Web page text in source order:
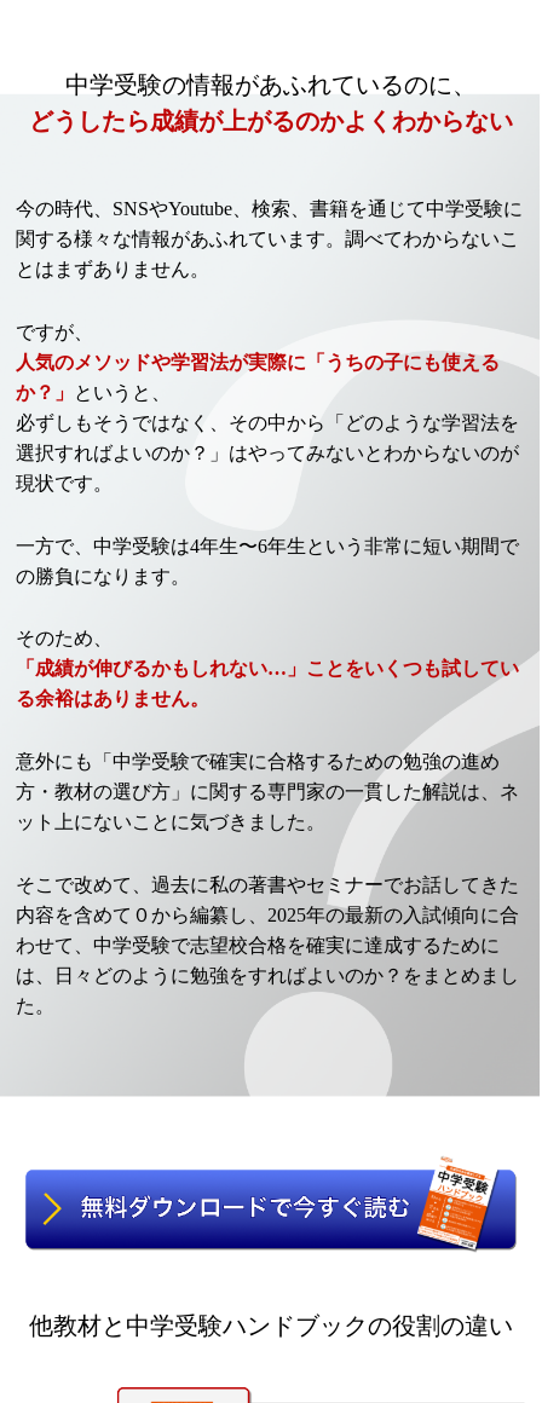
中学受験の情報があふれているのに、
どうしたら成績が上がるのかよくわからない
今の時代、SNSやYoutube、検索、書籍を通じて中学受験に
関する様々な情報があふれています。調べてわからないこ
とはまずありません。
ですが、
人気のメソッドや学習法が実際に「うちの子にも使える
か？」 というと、
必ずしもそうではなく、 その中から「どのような学習法を
選択すればよいのか？」はやってみないとわからないのが
現状です。
一方で、中学受験は4年生〜6年生という非常に短い期間で
の勝負になります。
そのため、
「成績が伸びるかもしれない…」ことをいくつも試してい
る余裕はありません。
意外にも「中学受験で確実に合格するための勉強の進め
方・教材の選び方」に関する専門家の一貫した解説は、ネ
ット上にないことに気づきました。
そこで改めて、過去に私の著書やセミナーでお話してきた
内容を含めて０から編纂し、2025年の最新の入試傾向に合
わせて、中学受験で志望校合格を確実に達成するために
は、日々どのように勉強をすればよいのか？をまとめまし
た。
他教材と中学受験ハンドブックの役割の違い